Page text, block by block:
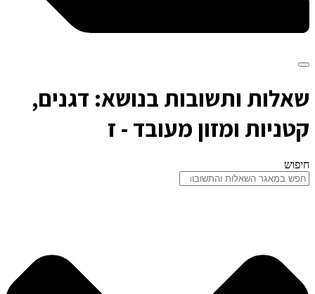
שאלות ותשובות בנושא: דגנים,
קטניות ומזון מעובד - ז
חיפוש